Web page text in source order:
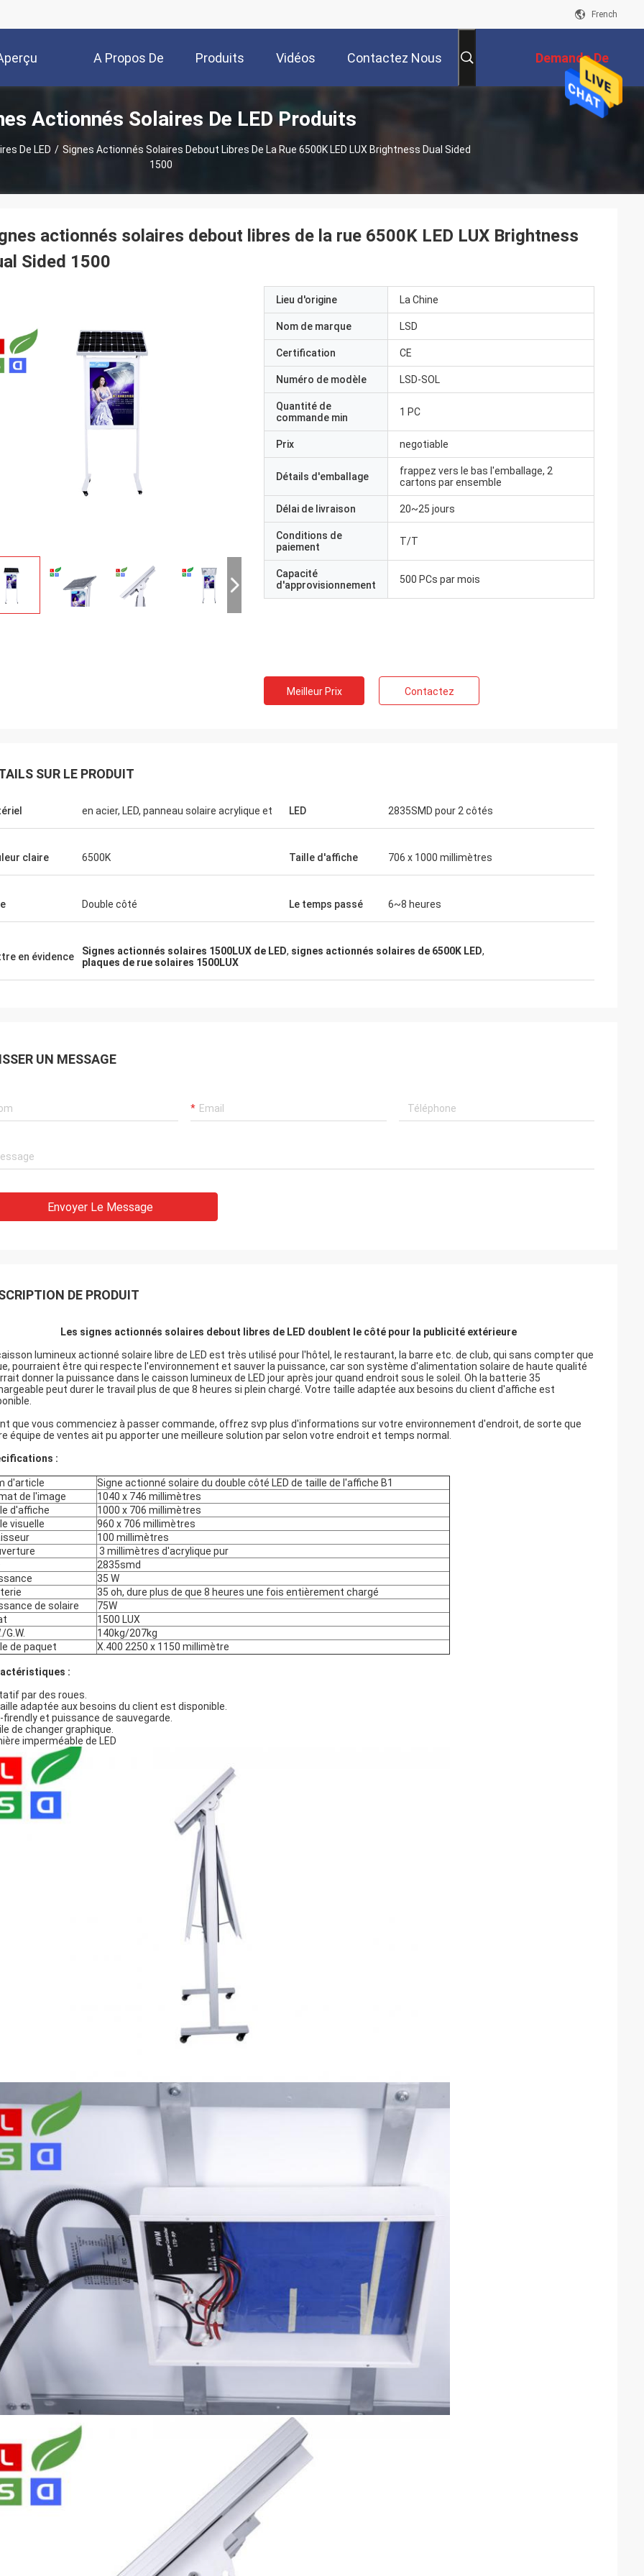
French
A Propos De
Nous
Produits Vidéos Contactez Nous Demande De
Soumission
Actionnés Solaires De LED Produits
De LED / Signes Actionnés Solaires Debout Libres De La Rue 6500K LED LUX Brightness Dual Sided
1500
M. Mark du R-U
actionnés solaires debout libres de la rue 6500K LED LUX Brightness
Sided 1500
Lieu d'origine La Chine
Nom de marque LSD
Certification CE
Numéro de modèle LSD-SOL
Quantité de
commande min
1 PC
Prix negotiable
Détails d'emballage
frappez vers le bas l'emballage, 2
cartons par ensemble
Délai de livraison 20~25 jours
Conditions de
paiement
T/T
Capacité
d'approvisionnement
500 PCs par mois
Meilleur Prix Contactez
SUR LE PRODUIT
en acier, LED, panneau solaire acrylique et LED 2835SMD pour 2 côtés
claire 6500K Taille d'affiche 706 x 1000 millimètres
Double côté Le temps passé 6~8 heures
en évidence Signes actionnés solaires 1500LUX de LED, signes actionnés solaires de 6500K LED,
plaques de rue solaires 1500LUX
UN MESSAGE
Envoyer Le Message
DE PRODUIT
Les signes actionnés solaires debout libres de LED doublent le côté pour la publicité extérieure
lumineux actionné solaire libre de LED est très utilisé pour l'hôtel, le restaurant, la barre etc. de club, qui sans compter que
pourraient être qui respecte l'environnement et sauver la puissance, car son système d'alimentation solaire de haute qualité
donner la puissance dans le caisson lumineux de LED jour après jour quand endroit sous le soleil. Oh la batterie 35
peut durer le travail plus de que 8 heures si plein chargé. Votre taille adaptée aux besoins du client d'affiche est
que vous commenciez à passer commande, offrez svp plus d'informations sur votre environnement d'endroit, de sorte que
équipe de ventes ait pu apporter une meilleure solution par selon votre endroit et temps normal.
:
d'article
Signe actionné solaire du double côté LED de taille de l'affiche B1
de l'image
1040 x 746 millimètres
d'affiche
1000 x 706 millimètres
visuelle
960 x 706 millimètres
100 millimètres
3 millimètres d'acrylique pur
2835smd
35 W
35 oh, dure plus de que 8 heures une fois entièrement chargé
de solaire
75W
1500 LUX
G.W.
140kg/207kg
de paquet
X.400 2250 x 1150 millimètre
:
par des roues.
adaptée aux besoins du client est disponible.
firendly et puissance de sauvegarde.
de changer graphique.
imperméable de LED